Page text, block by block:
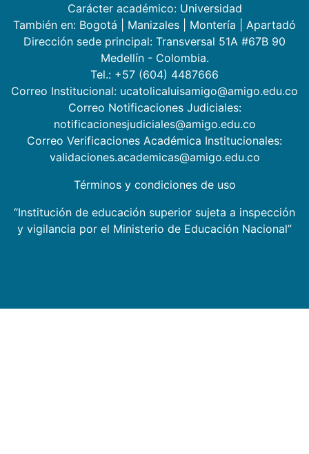
Carácter académico: Universidad
También en: Bogotá Manizales Montería
Apartadó
Dirección sede principal: Transversal 51A #67B 90
Medellín - Colombia.
Tel.: +57 (604) 4487666
Correo Institucional: ucatolicaluisamigo@amigo.edu.co
Correo Notificaciones Judiciales:
notificacionesjudiciales@amigo.edu.co
Correo Verificaciones Académica Institucionales:
validaciones.academicas@amigo.edu.co
Términos y condiciones de uso
“Institución de educación superior sujeta a inspección
y vigilancia por el Ministerio de Educación Nacional”